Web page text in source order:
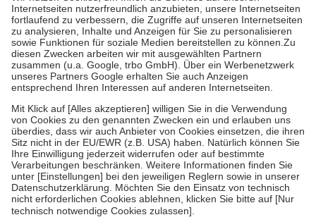
Kosten der Leistung zu entrichten.
Diese Regeln gelten grundsätzlich auch für Online-Apotheken.
Bei Heilmitteln und häuslicher Krankenpflege beträgt die
Zuzahlung zehn Prozent der Kosten sowie zehn Euro je
Verordnung.
Um das Engagement der Versicherten für ihre eigene Gesundheit zu
stärken und die besondere Stellung der Familie zu unterstützen,
fallenkeine Zuzahlungenan bei:
• Kindern und Jugendlichen bis zum vollendeten 18. Lebensjahr
mit Ausnahme der Fahrkosten
• Untersuchungen zur Vorsorge und Früherkennung, die von der
GKV getragen werden
• empfohlenen Schutzimpfungen
• Harn- und Blutteststreifen